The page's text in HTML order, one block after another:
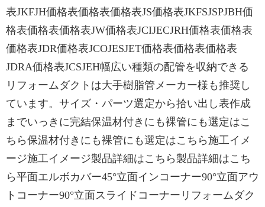
表JKFJH価格表価格表価格表JS価格表JKFSJSPJBH価
格表価格表価格表JW価格表JCIJECJRH価格表価格表
価格表JDR価格表JCOJESJET価格表価格表価格表
JDRA価格表JCSJEH幅広い種類の配管を収納できる
リフォームダクトは大手樹脂管メーカー様も推奨し
ています。サイズ・パーツ選定から拾い出し表作成
までいっきに完結保温材付きにも裸管にも選定はこ
ちら保温材付きにも裸管にも選定はこちら施工イメ
ージ施工イメージ製品詳細はこちら製品詳細はこち
ら平面エルボカバー45°立面インコーナー90°立面アウ
トコーナー90°立面スライドコーナーリフォームダク